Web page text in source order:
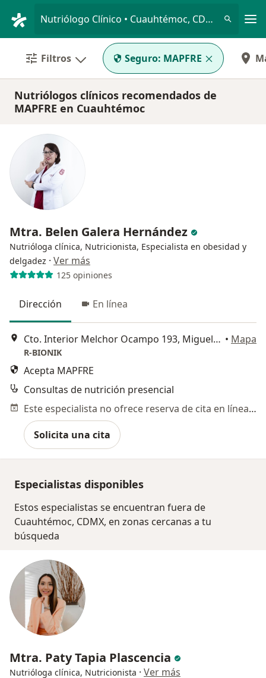
Nutriólogo Clínico • Cuauhtémoc, CDMX
Filtros Seguro: MAPFRE
Nutriólogos clínicos recomendados de
MAPFRE en Cuauhtémoc
Mtra. Belen Galera Hernández
Nutrióloga clínica, Nutricionista, Especialista en obesidad y
delgadez · Ver más
125 opiniones
Dirección En línea
Cto. Interior Melchor Ocampo 193, Miguel Hidalgo • Mapa
R-BIONIK
Acepta MAPFRE
Consultas de nutrición presencial
Este especialista no ofrece reserva de cita en línea en esta dirección.
Solicita una cita
Especialistas disponibles
Estos especialistas se encuentran fuera de
Cuauhtémoc, CDMX, en zonas cercanas a tu
búsqueda
Mtra. Paty Tapia Plascencia
Nutrióloga clínica, Nutricionista · Ver más